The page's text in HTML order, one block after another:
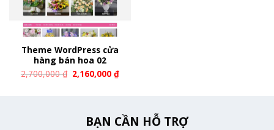
Theme WordPress cửa
hàng bán hoa 02
2,700,000₫ 2,160,000₫
BẠN CẦN HỖ TRỢ